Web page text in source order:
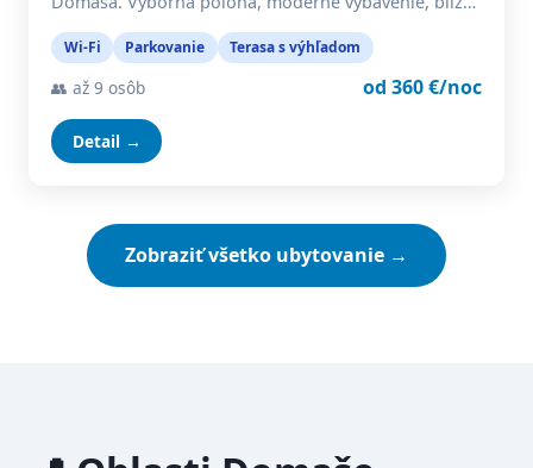
Wi-Fi Parkovanie Terasa s výhľadom
👥 až 9 osôb od 360 €/noc
Detail →
Zobraziť všetko ubytovanie →